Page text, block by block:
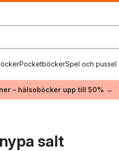
PocketböckerSpel och pussel
– hälsoböcker upp till 50% →
salt